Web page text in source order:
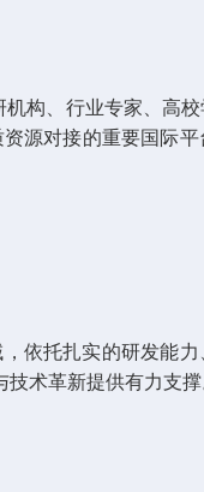
构、行业专家、高校
源对接的重要国际
依托扎实的研发能
术革新提供有力支撑